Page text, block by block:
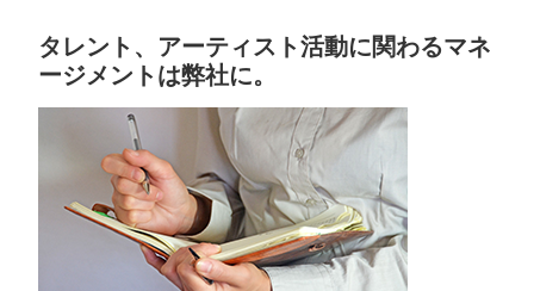
タレント、アーティスト活動に関わるマネ
ージメントは弊社に。